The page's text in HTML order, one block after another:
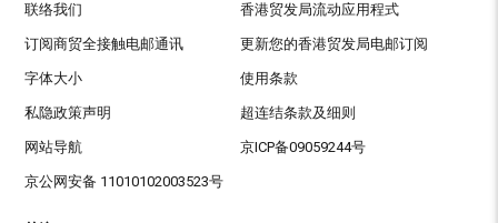
联络我们 香港贸发局流动应用程式
订阅商贸全接触电邮通讯 更新您的香港贸发局电邮订阅
字体大小 使用条款
私隐政策声明 超连结条款及细则
网站导航 京ICP备09059244号
京公网安备 11010102003523号